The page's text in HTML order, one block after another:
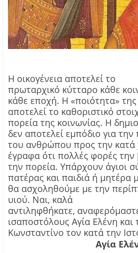
Η οικογένεια αποτελεί το
πρωταρχικό κύτταρο κάθε
κάθε εποχή. Η «ποιότητα» της
αποτελεί το καθοριστικό
πορεία της κοινωνίας. Η
δεν αποτελεί εμπόδιο για την
του ανθρώπου προς την κατά
έγραφα ότι πολλές φορές την
την πορεία. Υπάρχουν άγιοι
πατέρας και παιδιά ή μητέρα
θα ασχοληθούμε με την
υιού. Ναι, καλά
αντιληφθήκατε,
ισαποστόλους Αγία Ελένη και
Κωνσταντίνο τον κατά την
Αγία